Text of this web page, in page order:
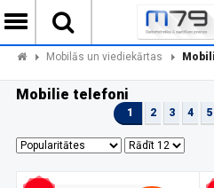
Mobilās un viediekārtas
Mobilie telefoni
1 2 3 4 5